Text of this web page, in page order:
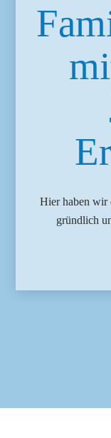
Hier haben wir
gründlich